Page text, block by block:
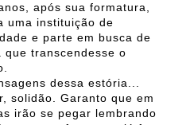
após sua formatura,
uma instituição de
e parte em busca de
transcendesse o
dessa estória...
solidão. Garanto que em
irão se pegar lembrando